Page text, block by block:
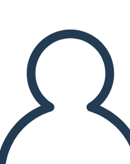
AFSPELEN
MIJ VOOR